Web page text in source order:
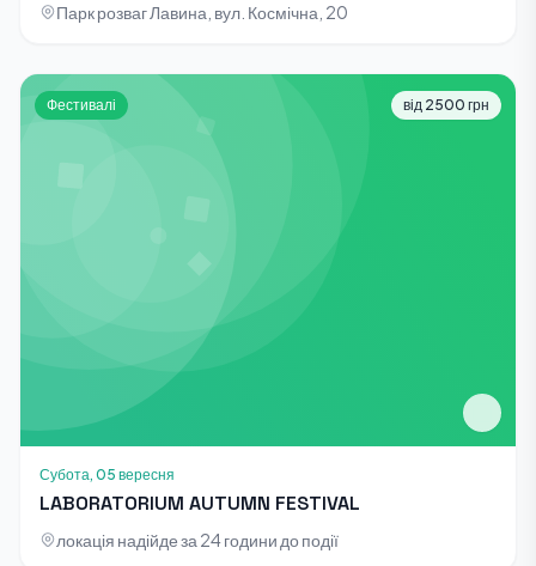
Парк розваг Лавина, вул. Космічна, 20
Фестивалі від 2500 грн
Субота, 05 вересня
LABORATORIUM AUTUMN FESTIVAL
локація надійде за 24 години до події